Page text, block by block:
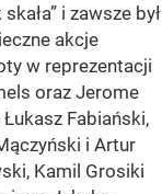
i zawsze był
akcje
w reprezentacji
oraz Jerome
Fabiański,
i Artur
Kamil Grosiki